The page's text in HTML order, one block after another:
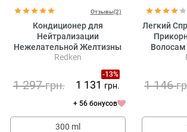
Отзывы(2)
Кондиционер для
Нейтрализации
Нежелательной Желтизны
Осветленных Волос Redken
Color Extend Blondage
Conditioner
Redken
-13%
1 297грн. 1 131 грн.
+ 56 бонусов
300 ml
Легкий
Волосам
1 146